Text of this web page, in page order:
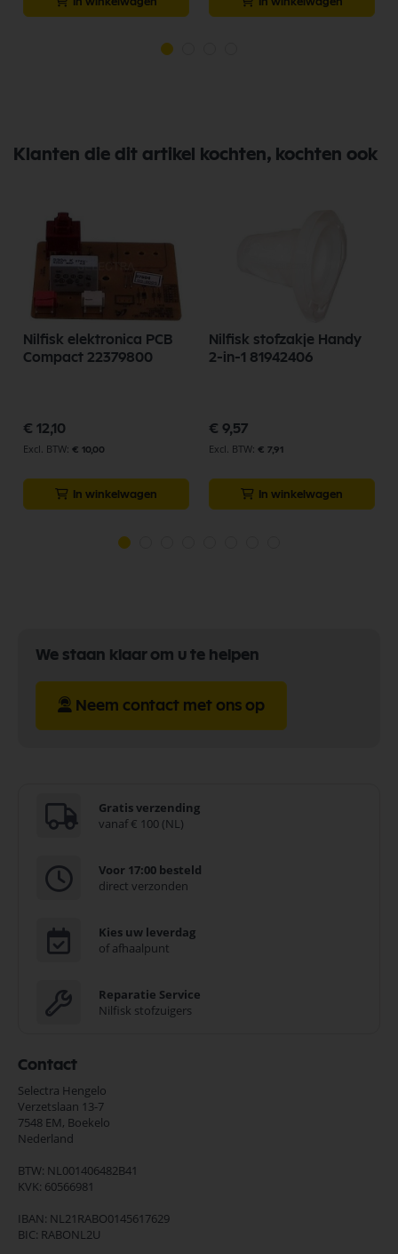
Klanten die dit artikel kochten, kochten ook
Nilfisk elektronica PCB
Compact 22379800
€ 12,10
€ 10,00
In winkelwagen
Nilfisk stofzakje Handy
2-in-1 81942406
€ 9,57
€ 7,91
In winkelwagen
We staan klaar om u te helpen
Neem contact met ons op
Gratis verzending
vanaf € 100 (NL)
Voor 17:00 besteld
direct verzonden
Kies uw leverdag
of afhaalpunt
Reparatie Service
Nilfisk stofzuigers
Contact
Selectra Hengelo
Verzetslaan 13-7
7548 EM, Boekelo
Nederland
BTW: NL001406482B41
KVK: 60566981
IBAN: NL21RABO0145617629
BIC: RABONL2U